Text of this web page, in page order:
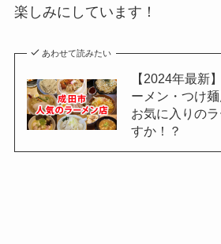
楽しみにしています！
あわせて読みたい
【2024年最新
ーメン・つけ
お気に入りの
すか！？